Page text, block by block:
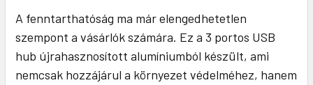
A fenntarthatóság ma már elengedhetetlen
szempont a vásárlók számára. Ez a 3 portos USB
hub újrahasznosított alumíniumból készült, ami
nemcsak hozzájárul a környezet védelméhez, hanem